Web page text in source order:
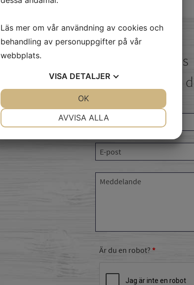
skicka
Är du en robot?
Läs mer om vår användning av cookies och
behandling av personuppgifter på vår
webbplats.
VISA DETALJER
STATISTIK
AVVISA ALLA
OK